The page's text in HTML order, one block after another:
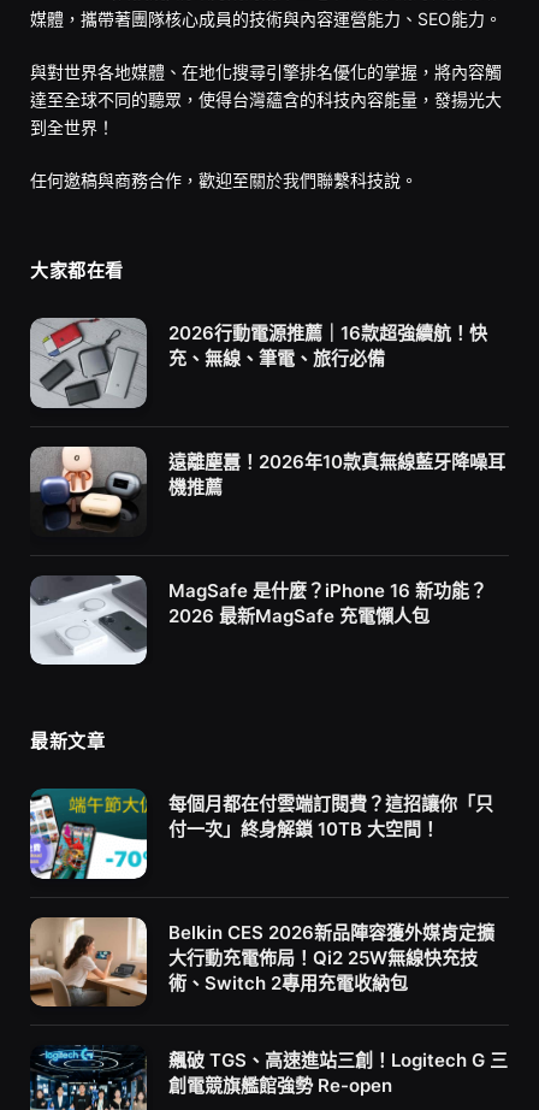
媒體，攜帶著團隊核心成員的技術與內容運營能力、SEO能力。
與對世界各地媒體、在地化搜尋引擎排名優化的掌握，將內容觸
達至全球不同的聽眾，使得台灣蘊含的科技內容能量，發揚光大
到全世界！
任何邀稿與商務合作，歡迎至關於我們聯繫科技說。
大家都在看
2026行動電源推薦｜16款超強續航！快
充、無線、筆電、旅行必備
遠離塵囂！2026年10款真無線藍牙降噪耳
機推薦
MagSafe 是什麼？iPhone 16 新功能？
2026 最新MagSafe 充電懶人包
最新文章
每個月都在付雲端訂閱費？這招讓你「只
付一次」終身解鎖 10TB 大空間！
Belkin CES 2026新品陣容獲外媒肯定擴
大行動充電佈局！Qi2 25W無線快充技
術、Switch 2專用充電收納包
飆破 TGS、高速進站三創！Logitech G 三
創電競旗艦館強勢 Re-open